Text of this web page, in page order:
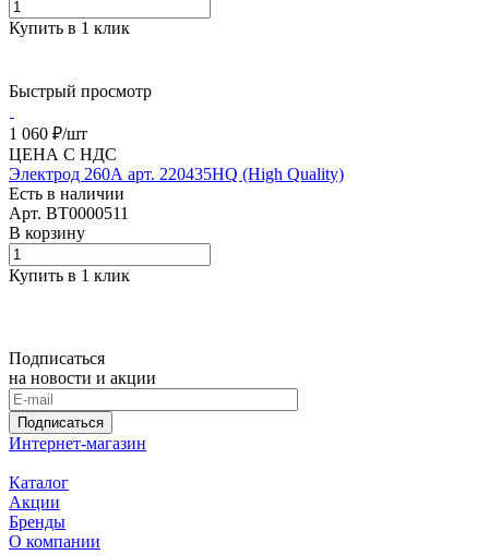
Купить в 1 клик
Быстрый просмотр
1 060 ₽/шт
ЦЕНА С НДС
Электрод 260А арт. 220435HQ (High Quality)
Есть в наличии
Арт. BT0000511
В корзину
Купить в 1 клик
Подписаться
на новости и акции
Подписаться
Интернет-магазин
Каталог
Акции
Бренды
О компании